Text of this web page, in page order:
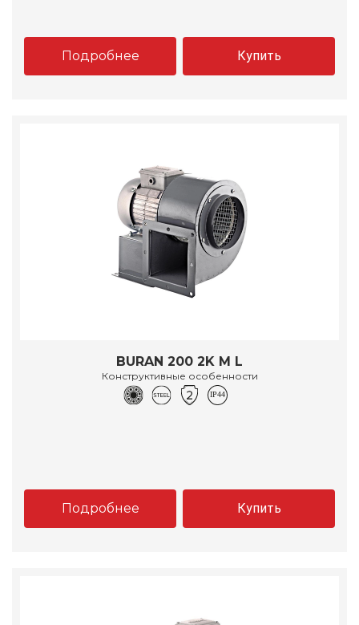
Подробнее Купить
BURAN 200 2K M L
Конструктивные особенности
Подробнее Купить